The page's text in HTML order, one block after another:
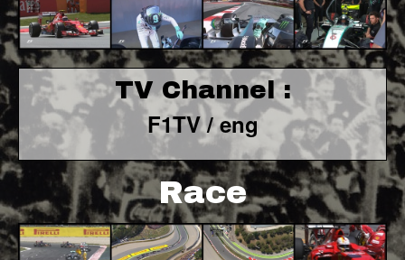
TV Channel :
F1TV / eng
Race